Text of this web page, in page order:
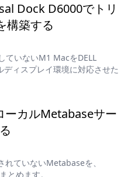
Dock D6000でトリ
構築する
ていないM1 MacをDELL
ィスプレイ環境に対応させた
カルMetabaseサー
ていないMetabaseを、
とめます。